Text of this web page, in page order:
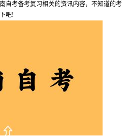
自考备考复习相关的资讯内容，不知道的考
吧!